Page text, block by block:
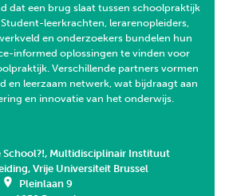
dat een brug slaat tussen schoolpraktijk
leerkrachten, lerarenopleiders,
en onderzoekers bundelen hun
informed oplossingen te vinden voor
Verschillende partners vormen
en leerzaam netwerk, wat bijdraagt aan
en innovatie van het onderwijs.
School?!, Multidisciplinair Instituut
Vrije Universiteit Brussel
Pleinlaan 9